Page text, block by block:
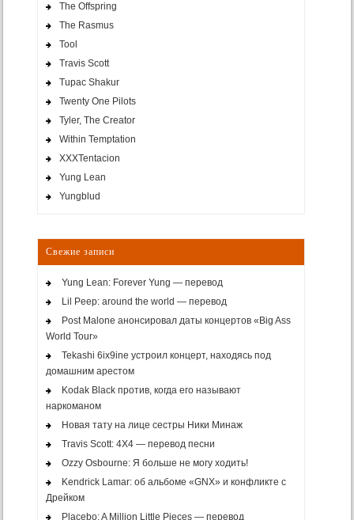
The Offspring
The Rasmus
Tool
Travis Scott
Tupac Shakur
Twenty One Pilots
Tyler, The Creator
Within Temptation
XXXTentacion
Yung Lean
Yungblud
Свежие записи
Yung Lean: Forever Yung — перевод
Lil Peep: around the world — перевод
Post Malone анонсировал даты концертов «Big Ass
World Tour»
Tekashi 6ix9ine устроил концерт, находясь под
домашним арестом
Kodak Black против, когда его называют
наркоманом
Новая тату на лице сестры Ники Минаж
Travis Scott: 4X4 — перевод песни
Ozzy Osbourne: Я больше не могу ходить!
Kendrick Lamar: об альбоме «GNX» и конфликте с
Дрейком
Placebo: A Million Little Pieces — перевод